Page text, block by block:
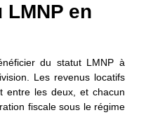
en
du statut LMNP à
Les revenus locatifs
entre les deux, et chacun
fiscale sous le régime